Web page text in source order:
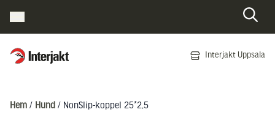
Interjakt SE Interjakt Uppsala
Hem / Hund / NonSlip-koppel 25*2,5